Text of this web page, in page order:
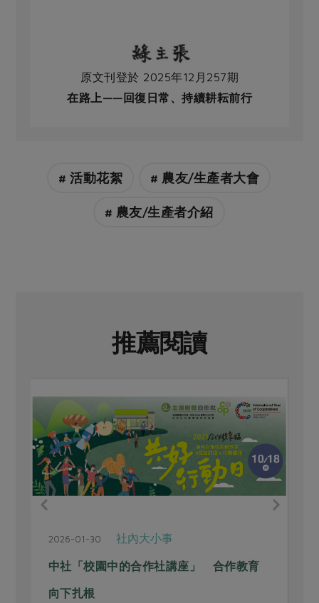
原文刊登於 2025年12月257期
在路上——回復日常、持續耕耘前行
# 活動花絮 # 農友/生產者大會
# 農友/生產者介紹
推薦閱讀
2026-01-30 社內大小事
中社「校園中的合作社講座」 合作教育
向下扎根